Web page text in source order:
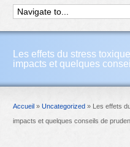
Les effets du stress
impacts et quelques
Accueil » Uncategorized »
Les effets
impacts et quelques conseils de